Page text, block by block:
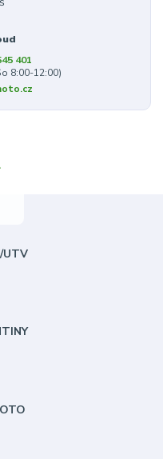
401
8:00-12:00)
UTV